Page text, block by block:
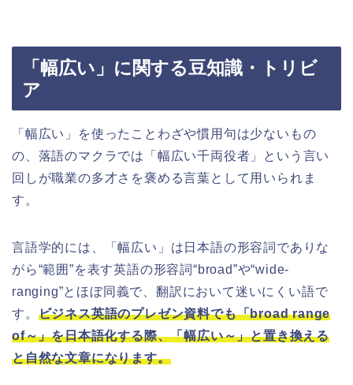
「幅広い」に関する豆知識・トリビ
ア
「幅広い」を使ったことわざや慣用句は少ないもの
の、落語のマクラでは「幅広い千両役者」という言い
回しが職業の多才さを褒める言葉として用いられま
す。
言語学的には、「幅広い」は日本語の形容詞でありな
がら“範囲”を表す英語の形容詞“broad”や“wide-
ranging”とほぼ同義で、翻訳において迷いにくい語で
す。 ビジネス英語のプレゼン資料でも「broad range
of～」を日本語化する際、「幅広い～」と置き換える
と自然な文章になります。